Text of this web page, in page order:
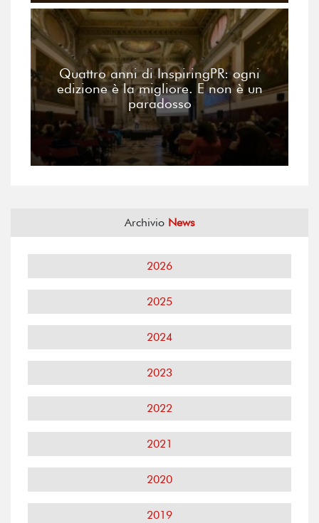
Quattro anni di InspiringPR: ogni
edizione è la migliore. E non è un
paradosso
Archivio News
2026
2025
2024
2023
2022
2021
2020
2019